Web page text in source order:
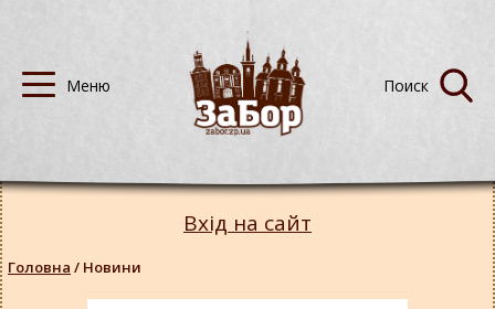
Вхід на сайт
Головна / Новини